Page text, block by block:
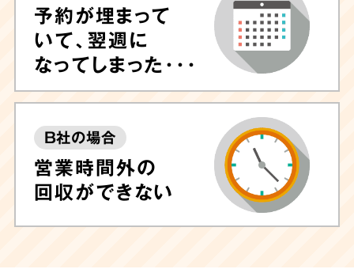
予約が埋まって
いて、翌週に
なってしまった･･･
B社の場合
営業時間外の
回収ができない